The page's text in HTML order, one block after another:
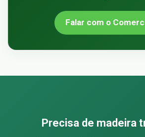
Falar com o
Precisa de madeira